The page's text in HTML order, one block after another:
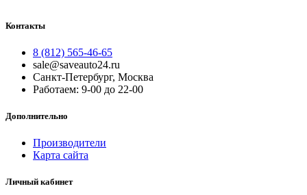
Контакты
8 (812) 565-46-65
sale@saveauto24.ru
Санкт-Петербург, Москва
Работаем: 9-00 до 22-00
Дополнительно
Производители
Карта сайта
Личный кабинет